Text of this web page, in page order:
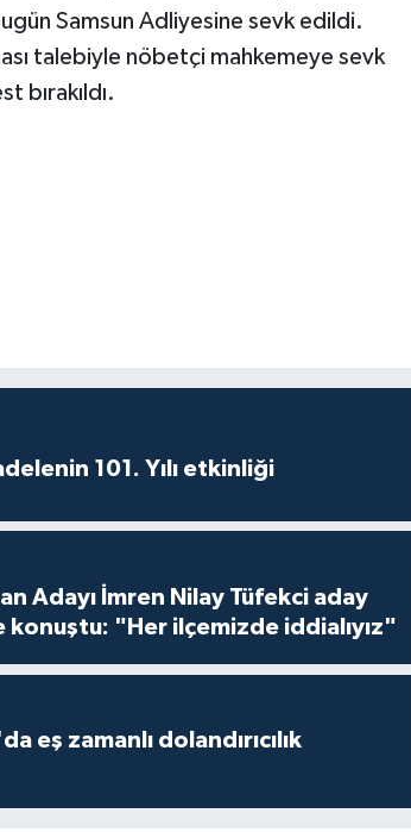
Samsun Adliyesine sevk edildi.
talebiyle nöbetçi mahkemeye sevk
bırakıldı.
101. Yılı etkinliği
Adayı İmren Nilay Tüfekci aday
konuştu: "Her ilçemizde iddialıyız"
eş zamanlı dolandırıcılık